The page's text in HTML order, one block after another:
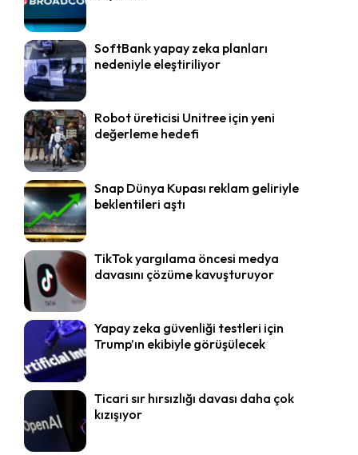
SoftBank yapay zeka planları
nedeniyle eleştiriliyor
Robot üreticisi Unitree için yeni
değerleme hedefi
Snap Dünya Kupası reklam geliriyle
beklentileri aştı
TikTok yargılama öncesi medya
davasını çözüme kavuşturuyor
Yapay zeka güvenliği testleri için
Trump’ın ekibiyle görüşülecek
Ticari sır hırsızlığı davası daha çok
kızışıyor